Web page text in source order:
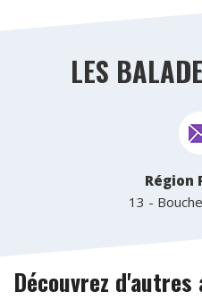
LES
Région
13 -
Découvrez